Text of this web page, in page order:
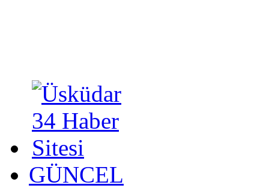
GÜNCEL